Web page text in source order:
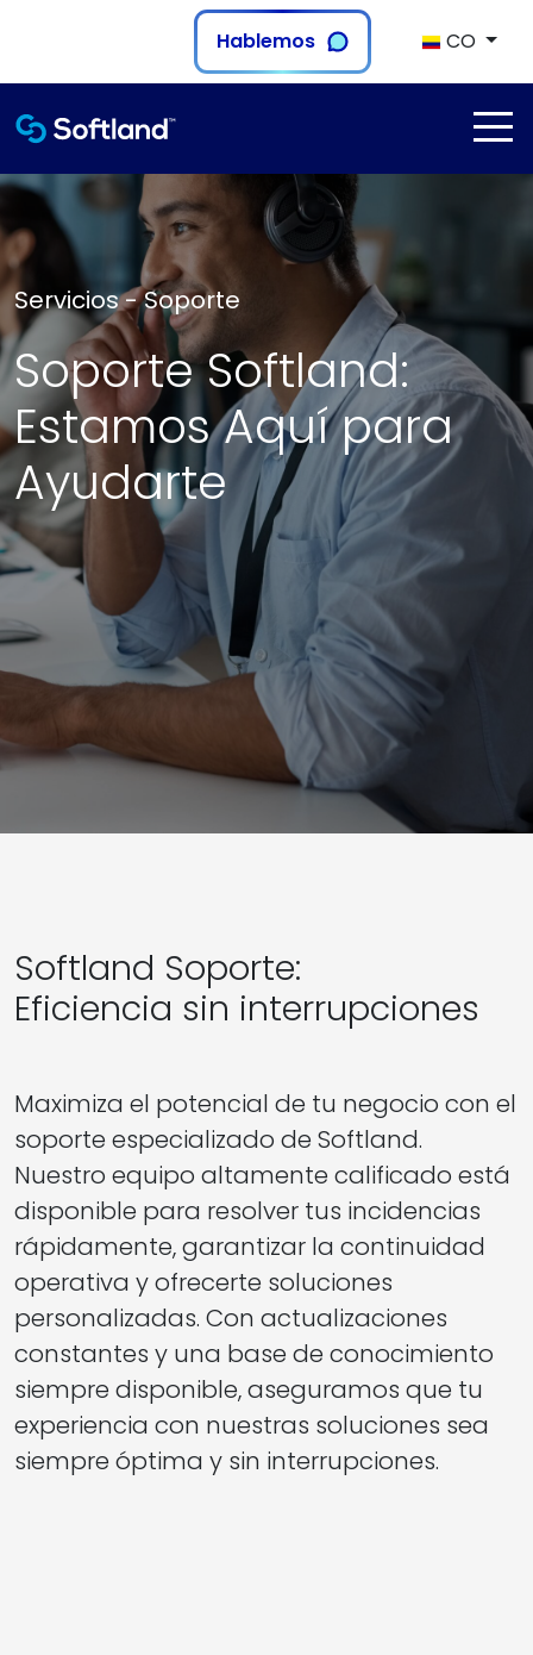
Hablemos CO
Servicios - Soporte
Soporte Softland:
Estamos Aquí para
Ayudarte
Softland Soporte:
Eficiencia sin interrupciones
Maximiza el potencial de tu negocio con el
soporte especializado de Softland.
Nuestro equipo altamente calificado está
disponible para resolver tus incidencias
rápidamente, garantizar la continuidad
operativa y ofrecerte soluciones
personalizadas. Con actualizaciones
constantes y una base de conocimiento
siempre disponible, aseguramos que tu
experiencia con nuestras soluciones sea
siempre óptima y sin interrupciones.